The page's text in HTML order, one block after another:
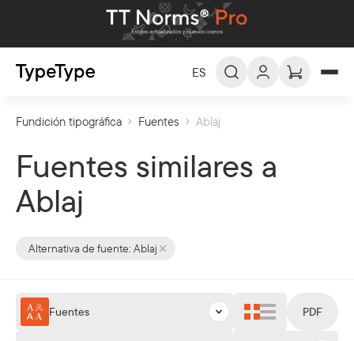
ES
ES -Español
DE - Deutsch
Fundición tipográfica Fuentes Ablaj
Fuentes similares a
Ablaj
Alternativa de fuente: Ablaj
Fuentes PDF